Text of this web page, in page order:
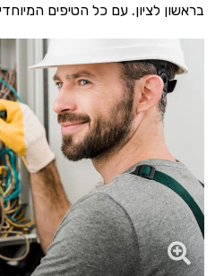
בראשון לציון. עם כל הטיפים